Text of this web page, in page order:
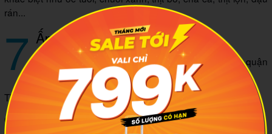
rán...
7 Ấp 91’s
Địa chỉ: 14 ngõ Vương Thừa Vũ, Khương Mai, quận
Thanh Xuân, TP. Hà Nội
Thời gian mở cửa: 10h00 – 23h00
Giá tham khảo: 15.000 - 40.000 VND